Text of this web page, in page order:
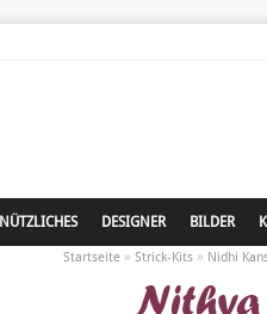
NÜTZLICHES DESIGNER BILDER
Startseite » Strick-Kits » Nidhi
Nithya